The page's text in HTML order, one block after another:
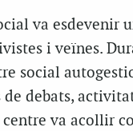
va esdevenir
i veïnes.
social
de debats,
va acollir